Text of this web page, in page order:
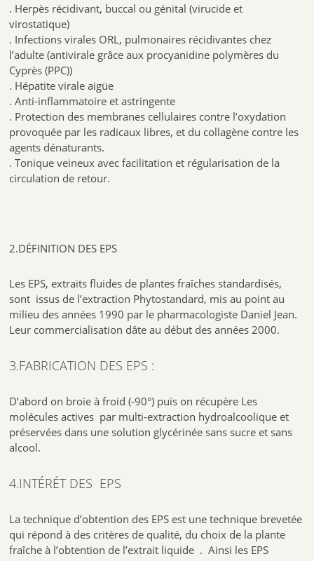
. Herpès récidivant, buccal ou génital (virucide et
virostatique)
. Infections virales ORL, pulmonaires récidivantes chez
l’adulte (antivirale grâce aux procyanidine polymères du
Cyprès (PPC))
. Hépatite virale aigüe
. Anti-inflammatoire et astringente
. Protection des membranes cellulaires contre l’oxydation
provoquée par les radicaux libres, et du collagène contre les
agents dénaturants.
. Tonique veineux avec facilitation et régularisation de la
circulation de retour.
2.DÉFINITION DES EPS
Les EPS, extraits fluides de plantes fraîches standardisés,
sont issus de l’extraction Phytostandard, mis au point au
milieu des années 1990 par le pharmacologiste Daniel Jean.
Leur commercialisation dâte au début des années 2000.
3.FABRICATION DES EPS :
D’abord on broie à froid (-90°) puis on récupère Les
molécules actives par multi-extraction hydroalcoolique et
préservées dans une solution glycérinée sans sucre et sans
alcool.
4.INTÉRÉT DES EPS
La technique d’obtention des EPS est une technique brevetée
qui répond à des critères de qualité, du choix de la plante
fraîche à l’obtention de l’extrait liquide . Ainsi les EPS